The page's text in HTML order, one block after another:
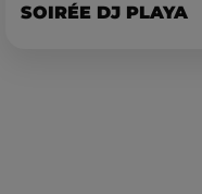
SOIRÉE DJ PLAYA